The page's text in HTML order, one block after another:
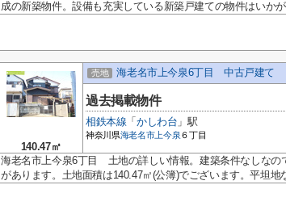
成の新築物件。設備も充実している新築戸建ての物件はいか
140.47㎡
売地 海老名市上今泉6丁目 中古戸建て
過去掲載物件
相鉄本線 「かしわ台 」駅
神奈川県海老名市上今泉６丁目
海老名市上今泉6丁目 土地の詳しい情報。建築条件なしなの
があります。土地面積は140.47㎡(公簿)でございます。平坦地